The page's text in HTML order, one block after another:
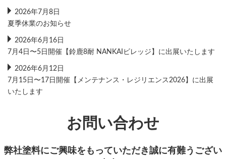
2026年7月8日
夏季休業のお知らせ
2026年6月16日
7月4日〜5日開催【鈴鹿8耐 NANKAIビレッジ】に出展いたします
2026年6月12日
7月15日〜17日開催【メンテナンス・レジリエンス2026】に出展
いたします